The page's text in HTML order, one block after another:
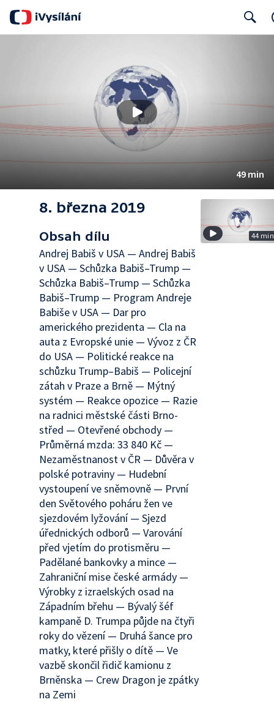
49 min
8. března 2019
Obsah dílu
Andrej Babiš v USA — Andrej Babiš
v USA — Schůzka Babiš–Trump —
Schůzka Babiš–Trump — Schůzka
Babiš–Trump — Program Andreje
Babiše v USA — Dar pro
amerického prezidenta — Cla na
auta z Evropské unie — Vývoz z ČR
do USA — Politické reakce na
schůzku Trump–Babiš — Policejní
zátah v Praze a Brně — Mýtný
systém — Reakce opozice — Razie
na radnici městské části Brno-
střed — Otevřené obchody —
Průměrná mzda: 33 840 Kč —
Nezaměstnanost v ČR — Důvěra v
polské potraviny — Hudební
vystoupení ve sněmovně — První
den Světového poháru žen ve
sjezdovém lyžování — Sjezd
úřednických odborů — Varování
před vjetím do protisměru —
Padělané bankovky a mince —
Zahraniční mise české armády —
Výrobky z izraelských osad na
Západním břehu — Bývalý šéf
kampaně D. Trumpa půjde na čtyři
roky do vězení — Druhá šance pro
matky, které přišly o dítě — Ve
vazbě skončil řidič kamionu z
Brněnska — Crew Dragon je zpátky
na Zemi
44 min